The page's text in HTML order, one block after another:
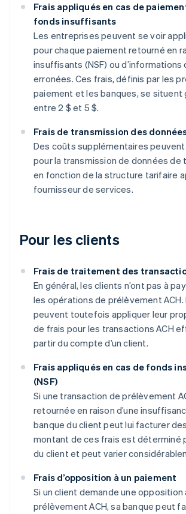
Frais appliqués en cas de
fonds insuffisants
Les entreprises peuvent se voir
pour chaque paiement retourné en
insuffisants (NSF) ou
erronées. Ces frais, définis par les
paiement et les banques, se situent
entre 2 $ et 5 $.
Frais de transmission des
Des coûts supplémentaires
pour la transmission de données de
en fonction de la structure tarifaire
fournisseur de services.
Pour les clients
Frais de traitement des
En général, les clients n’ont pas à
les opérations de prélèvement ACH.
peuvent toutefois appliquer leur
de frais pour les transactions ACH
partir du compte d’un client.
Frais appliqués en cas de fonds
(NSF)
Si une transaction de prélèvement
retournée en raison d’une
banque du client peut lui facturer
montant de ces frais est déterminé
du client et peut varier
Frais d’opposition à un paiement
Si un client demande une opposition
prélèvement ACH, sa banque peut